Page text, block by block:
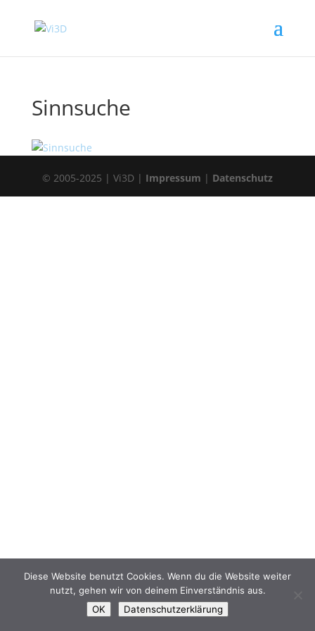
Sinnsuche
© 2005-2025 | Vi3D | Impressum | Datenschutz
Diese Website benutzt Cookies. Wenn du die Website weiter
nutzt, gehen wir von deinem Einverständnis aus.
OK
Datenschutzerklärung